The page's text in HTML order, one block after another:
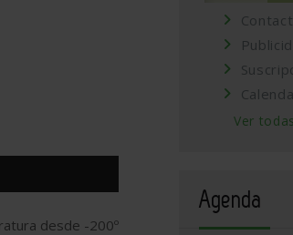
desde -200º
Ver
Agenda